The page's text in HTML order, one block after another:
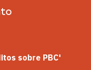
sobre PBC'